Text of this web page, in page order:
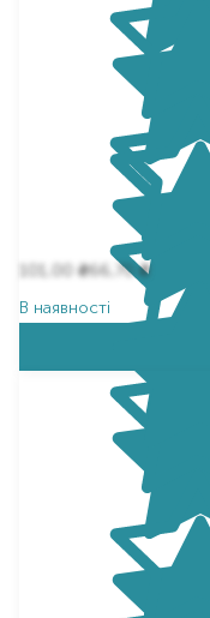
101,00₴66,70₴
В наявності